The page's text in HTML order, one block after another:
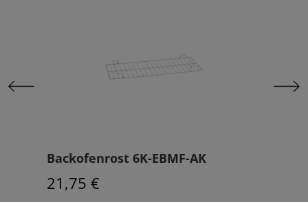
Backofenrost 6K-EBMF-AK
21,75 €